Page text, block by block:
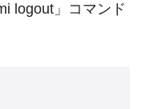
logout」コマンド